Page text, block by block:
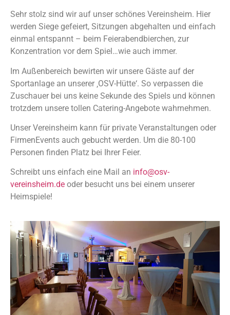
Sehr stolz sind wir auf unser schönes Vereinsheim. Hier
werden Siege gefeiert, Sitzungen abgehalten und einfach
einmal entspannt – beim Feierabendbierchen, zur
Konzentration vor dem Spiel…wie auch immer.
Im Außenbereich bewirten wir unsere Gäste auf der
Sportanlage an unserer ‚OSV-Hütte‘. So verpassen die
Zuschauer bei uns keine Sekunde des Spiels und können
trotzdem unsere tollen Catering-Angebote wahrnehmen.
Unser Vereinsheim kann für private Veranstaltungen oder
FirmenEvents auch gebucht werden. Um die 80-100
Personen finden Platz bei Ihrer Feier.
Schreibt uns einfach eine Mail an info@osv-
vereinsheim.de oder besucht uns bei einem unserer
Heimspiele!